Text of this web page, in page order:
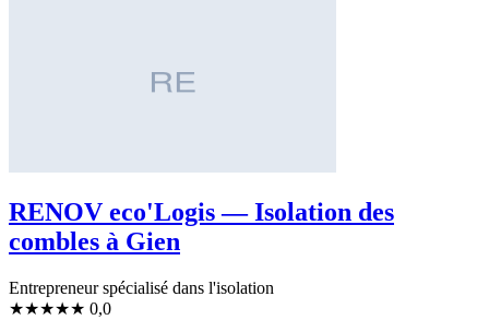
RENOV eco'Logis — Isolation des
combles à Gien
Entrepreneur spécialisé dans l'isolation
★★★★★ 0,0